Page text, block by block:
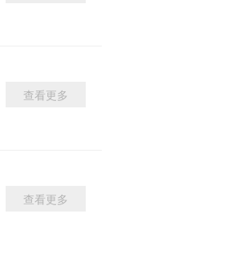
查看更多
查看更多